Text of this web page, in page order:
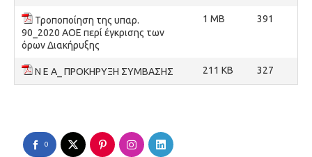
Τροποποίηση της υπαρ.
90_2020 ΑΟΕ περί έγκρισης των
όρων Διακήρυξης
1 MB 391
Ν Ε Α_ ΠΡΟΚΗΡΥΞΗ ΣΥΜΒΑΣΗΣ 211 KB 327
0